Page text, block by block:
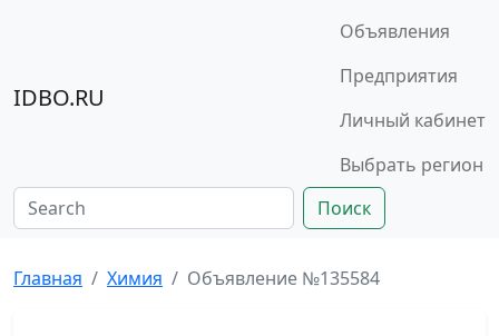
IDBO.RU
Объявления
Предприятия
Личный кабинет
Выбрать регион
Поиск
Главная Химия Объявление №135584